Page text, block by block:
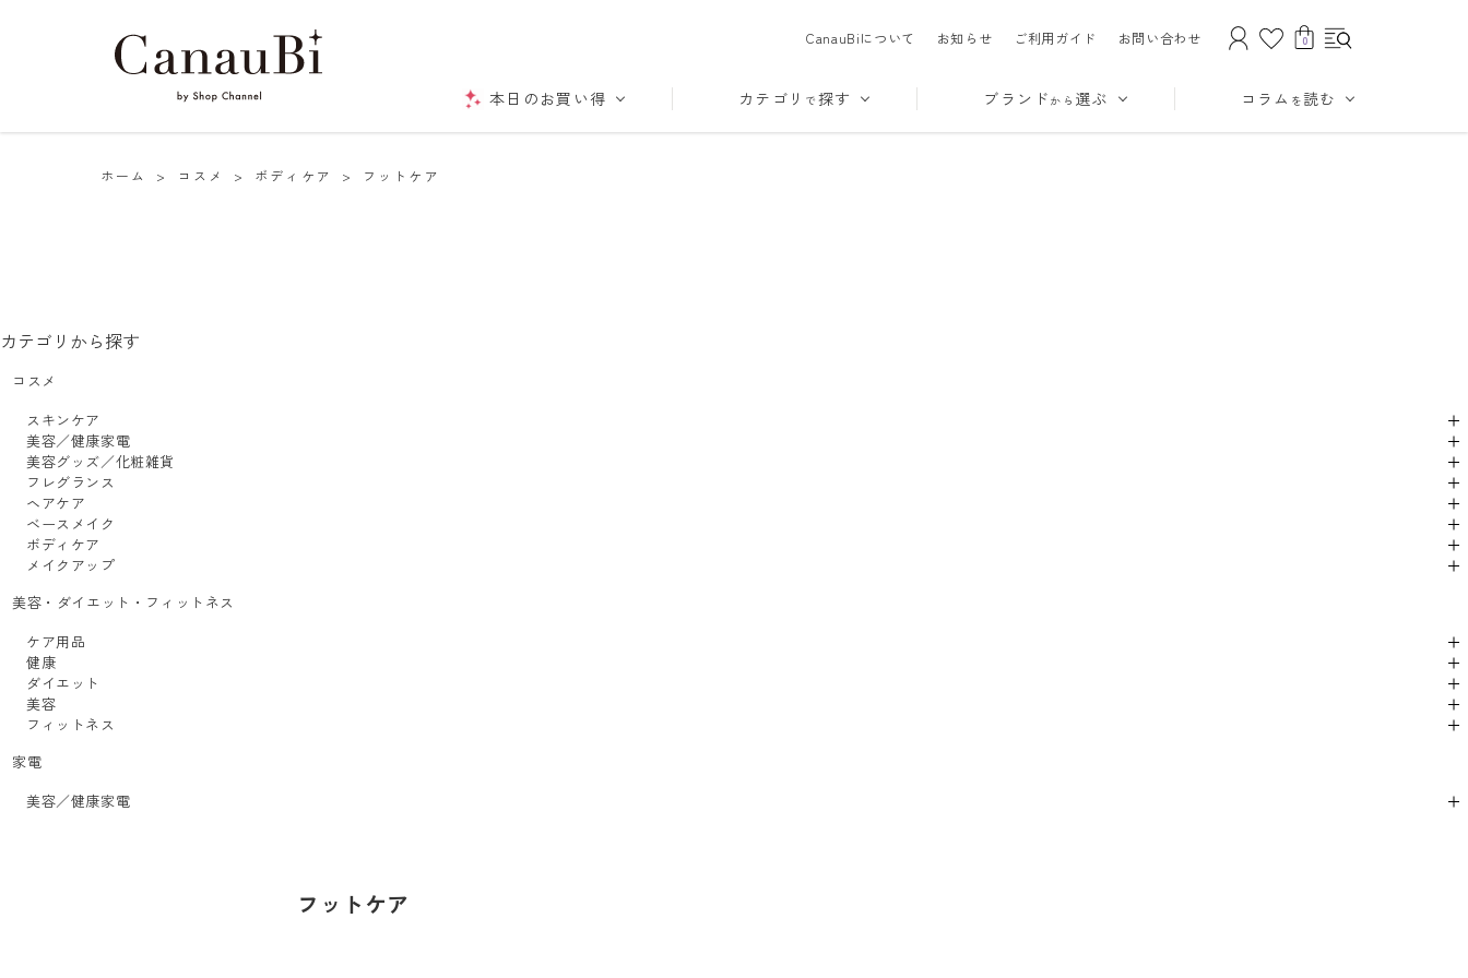
CanauBiについて お知らせ ご利用ガイド お問い合わせ 0
本日のお買い得 カテゴリ で探す ブランド から 選ぶ コラム を読む
ホーム > コスメ > ボディケア > フットケア
カテゴリから探す
コスメ
スキンケア
美容／健康家電
美容グッズ／化粧雑貨
フレグランス
ヘアケア
ベースメイク
ボディケア
メイクアップ
美容・ダイエット・フィットネス
ケア用品
健康
ダイエット
美容
フィットネス
家電
美容／健康家電
フットケア